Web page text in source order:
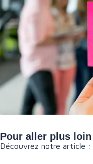
Pour aller plus loin
Découvrez notre article :